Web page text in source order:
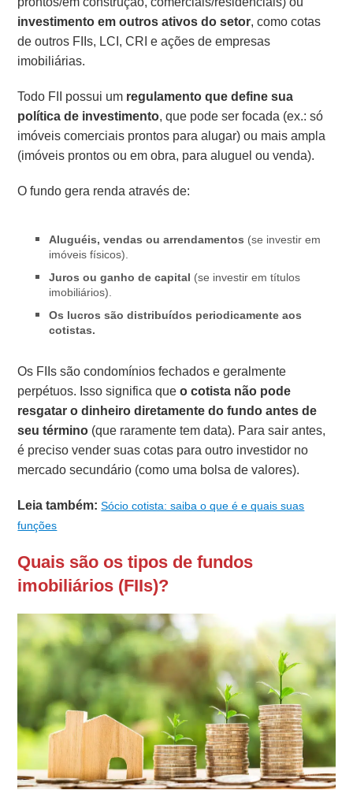
investimento em outros ativos do setor, como cotas
de outros FIIs, LCI, CRI e ações de empresas
imobiliárias.
Todo FII possui um regulamento que define sua
política de investimento, que pode ser focada (ex.: só
imóveis comerciais prontos para alugar) ou mais ampla
(imóveis prontos ou em obra, para aluguel ou venda).
O fundo gera renda através de:
Aluguéis, vendas ou arrendamentos (se investir em
imóveis físicos).
Juros ou ganho de capital (se investir em títulos
imobiliários).
Os lucros são distribuídos periodicamente aos
cotistas.
Os FIIs são condomínios fechados e geralmente
perpétuos. Isso significa queo cotista não pode
resgatar o dinheiro diretamente do fundo antes de
seu término (que raramente tem data). Para sair antes,
é preciso vender suas cotas para outro investidor no
mercado secundário (como uma bolsa de valores).
Leia também: Sócio cotista: saiba o que é e quais suas
funções
Quais são os tipos de fundos
imobiliários (FIIs)?